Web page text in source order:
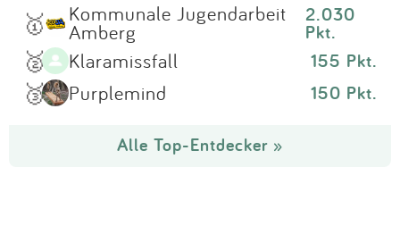
🥇 Kommunale Jugendarbeit
Amberg
2.030
Pkt.
🥈 Klaramissfall 155 Pkt.
🥉 Purplemind 150 Pkt.
Alle Top-Entdecker »